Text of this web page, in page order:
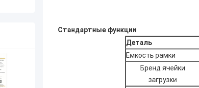
Стандартные функции
Деталь
Емкость рамки
Бренд ячейки
загрузки